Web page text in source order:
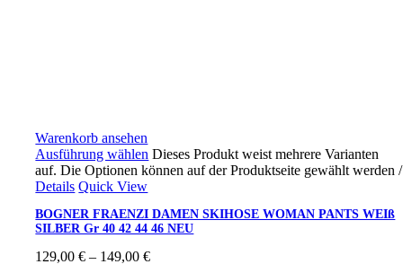
Warenkorb ansehen
Ausführung wählen Dieses Produkt weist mehrere Varianten
auf. Die Optionen können auf der Produktseite gewählt werden/
Details Quick View
BOGNER FRAENZI DAMEN SKIHOSE WOMAN PANTS WEIß
SILBER Gr 40 42 44 46 NEU
129,00€ – 149,00€